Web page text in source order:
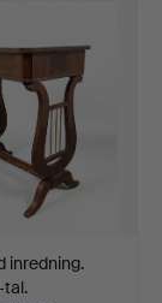
inredning.
tal.